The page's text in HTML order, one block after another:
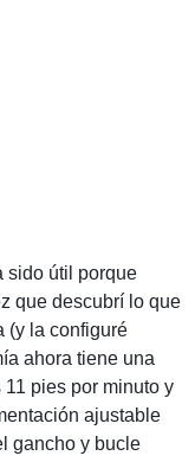
sido útil porque
que descubrí lo que
(y la configuré
ahora tiene una
pies por minuto y
ajustable
gancho y bucle